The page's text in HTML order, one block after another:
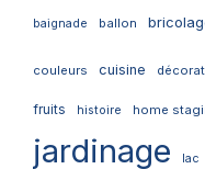
baignade ballon
couleurs cuisine
fruits histoire home
jardinage lac